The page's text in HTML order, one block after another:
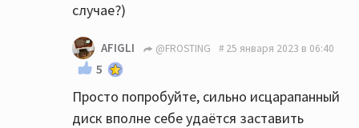
случае?)
AFIGLI @FROSTING 25 января 2023 в 06:40
5
Просто попробуйте, сильно исцарапанный
диск вполне себе удаётся заставить